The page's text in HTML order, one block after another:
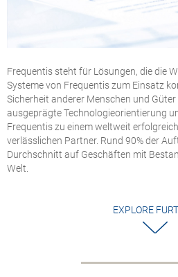
unterstützt den
vollständig digitalen
und interoperablen
Aeronautical
Information
Management (AIM)
Frequentis steht für Lösungen, die die
Systeme von Frequentis zum Einsatz
Sicherheit anderer Menschen und
ausgeprägte Technologieorientierung
Frequentis zu einem weltweit
verlässlichen Partner. Rund 90% der
Durchschnitt auf Geschäften mit
Welt.
EXPLORE